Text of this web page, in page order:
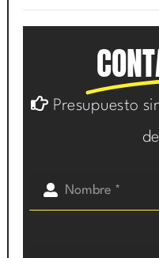
Presupuesto